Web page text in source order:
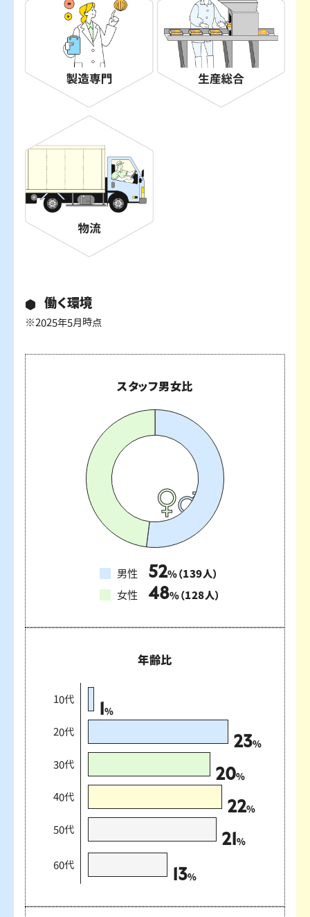
働く環境
※2025年5月時点
スタッフ男女比
男性 52% （139 人）
女性 48% （128 人）
年齢比
10代 1%
20代 23%
30代 20%
40代 22%
50代 21%
60代 13%